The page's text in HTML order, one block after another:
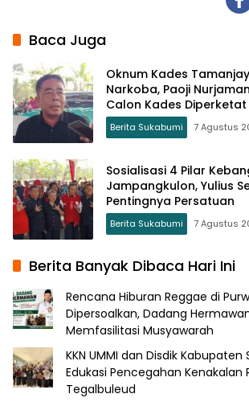
Baca Juga
Oknum Kades
Narkoba, Paoji
Calon Kades Diperketat
Berita Sukabumi 7 Agustus
Sosialisasi 4 Pilar
Jampangkulon, Yulius
Pentingnya Persatuan
Berita Sukabumi 7 Agustus
Berita Banyak Dibaca Hari Ini
Rencana Hiburan Reggae di
Dipersoalkan, Dadang
Memfasilitasi Musyawarah
KKN UMMI dan Disdik
Edukasi Pencegahan Kenakalan
Tegalbuleud